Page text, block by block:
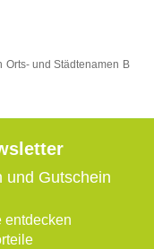
Orts- und Städtenamen B
und Gutschein
entdecken